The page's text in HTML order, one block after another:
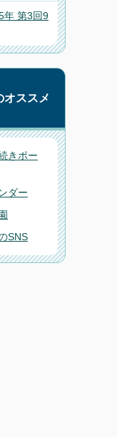
年 第3回9
オススメ
きポー
ダー
SNS